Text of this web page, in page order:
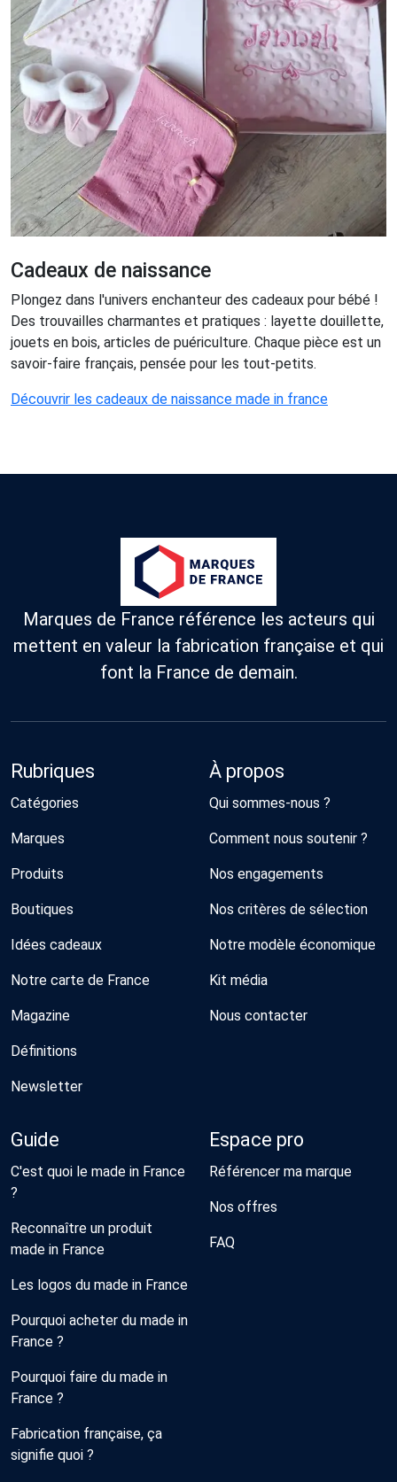
Cadeaux de naissance
Plongez dans l'univers enchanteur des cadeaux pour bébé !
Des trouvailles charmantes et pratiques : layette douillette,
jouets en bois, articles de puériculture. Chaque pièce est un
savoir-faire français, pensée pour les tout-petits.
Découvrir les cadeaux de naissance made in france
Marques de France référence les acteurs qui
mettent en valeur la fabrication française et qui
font la France de demain.
Rubriques
Catégories
Marques
Produits
Boutiques
Idées cadeaux
Notre carte de France
Magazine
Définitions
Newsletter
À propos
Qui sommes-nous ?
Comment nous soutenir ?
Nos engagements
Nos critères de sélection
Notre modèle économique
Kit média
Nous contacter
Guide
C'est quoi le made in France
?
Reconnaître un produit
made in France
Les logos du made in France
Pourquoi acheter du made in
France ?
Pourquoi faire du made in
France ?
Fabrication française, ça
signifie quoi ?
Espace pro
Référencer ma marque
Nos offres
FAQ